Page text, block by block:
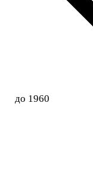
до 1960